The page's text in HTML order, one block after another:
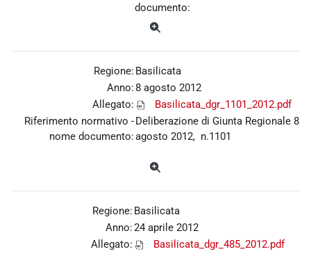
documento:
Regione: Basilicata
Anno:8 agosto 2012
Allegato:
Basilicata_dgr_1101_2012.pdf
Riferimento normativo -
nome documento:
Deliberazione di Giunta Regionale 8
agosto 2012, n.1101
Regione: Basilicata
Anno:24 aprile 2012
Allegato:
Basilicata_dgr_485_2012.pdf